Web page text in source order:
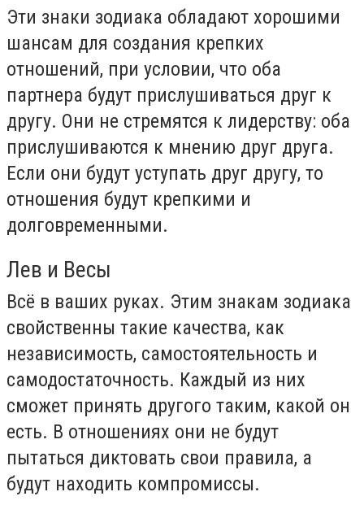
Эти знаки зодиака обладают хорошими
шансам для создания крепких
отношений, при условии, что оба
партнера будут прислушиваться друг к
другу. Они не стремятся к лидерству: оба
прислушиваются к мнению друг друга.
Если они будут уступать друг другу, то
отношения будут крепкими и
долговременными.
Лев и Весы
Всё в ваших руках. Этим знакам зодиака
свойственны такие качества, как
независимость, самостоятельность и
самодостаточность. Каждый из них
сможет принять другого таким, какой он
есть. В отношениях они не будут
пытаться диктовать свои правила, а
будут находить компромиссы.